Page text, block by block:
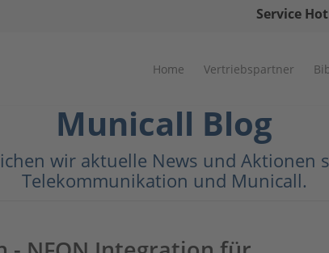
Service
Home Vertriebspartner
Municall Blog
wir aktuelle News und Aktionen
Telekommunikation und Municall.